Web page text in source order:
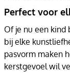
Perfect voor
Of je nu een kind
bij elke
pasvorm maken
kerstgevoel wil